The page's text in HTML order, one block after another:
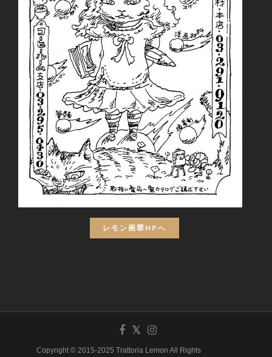
レモン画翠HPへ
Copyright © 2015-2025 Trattoria Lemon All Rights